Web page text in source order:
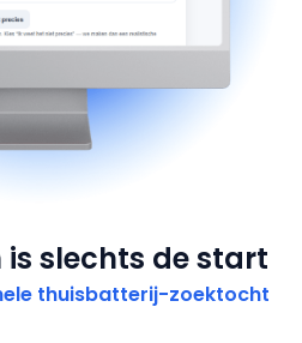
is slechts de start
thuisbatterij-zoektocht